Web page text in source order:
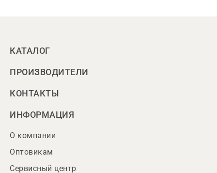
КАТАЛОГ
ПРОИЗВОДИТЕЛИ
КОНТАКТЫ
ИНФОРМАЦИЯ
О компании
Оптовикам
Сервисный центр